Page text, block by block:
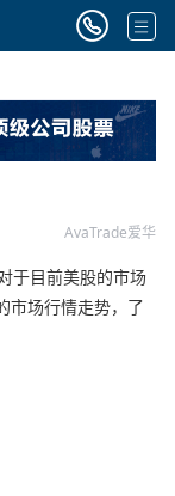
AvaTrade爱华
目前美股的市场
市场行情走势，了